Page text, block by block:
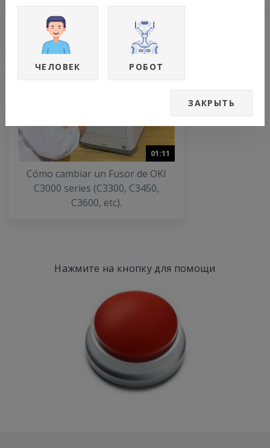
How to refill Oki Cartridges C3300
C3400 C3450 C3520 C3530 C3600
reuse recycle reset
01:11
Cómo cambiar un Fusor de OKI
C3000 series (C3300, C3450,
C3600, etc).
Нажмите на кнопку для помощи
ЧЕЛОВЕК РОБОТ
ЗАКРЫТЬ